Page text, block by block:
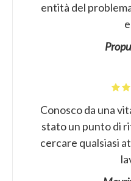
entità del
Conosco da una
stato un punto di
cercare qualsiasi